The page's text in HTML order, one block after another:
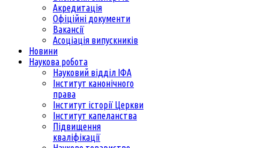
Акредитація
Офіційні документи
Вакансії
Асоціація випускників
Новини
Наукова робота
Науковий відділ ІФА
Інститут канонічного
права
Інститут історії Церкви
Інститут капеланства
Підвищення
кваліфікації